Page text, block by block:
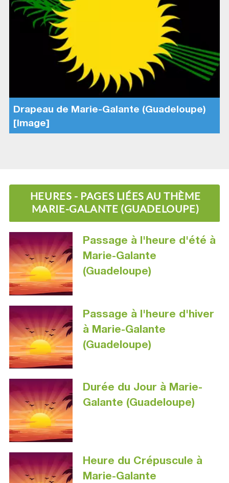
Drapeau de Marie-Galante (Guadeloupe)
[Image]
HEURES - PAGES LIÉES AU THÈME
MARIE-GALANTE (GUADELOUPE)
Passage à l'heure d'été à
Marie-Galante
(Guadeloupe)
Passage à l'heure d'hiver
à Marie-Galante
(Guadeloupe)
Durée du Jour à Marie-
Galante (Guadeloupe)
Heure du Crépuscule à
Marie-Galante